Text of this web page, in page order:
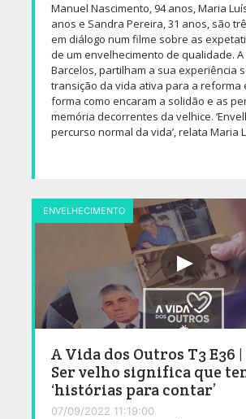
Manuel Nascimento, 94 anos, Maria
anos e Sandra Pereira, 31 anos, são
em diálogo num filme sobre as
de um envelhecimento de qualidade.
Barcelos, partilham a sua experiência
transição da vida ativa para a reforma
forma como encaram a solidão e as
memória decorrentes da velhice.
percurso normal da vida’, relata Maria
ENVELHECIMENTO
A Vida dos Outros T3 E36
Ser velho significa que
‘histórias para contar’
07/09/2022 11:19:00